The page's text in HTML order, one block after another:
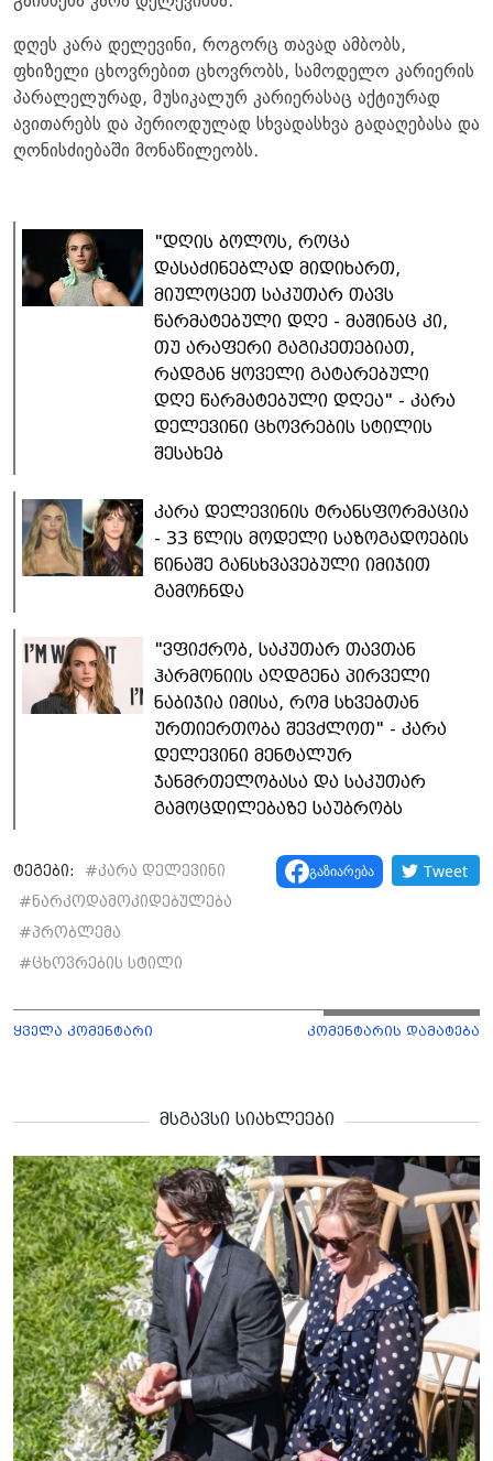
დღეს კარა დელევინი, როგორც თავად ამბობს,
ფხიზელი ცხოვრებით ცხოვრობს, სამოდელო კარიერის
პარალელურად, მუსიკალურ კარიერასაც აქტიურად
ავითარებს და პერიოდულად სხვადასხვა გადაღებასა და
ღონისძიებაში მონაწილეობს.
"დღის ბოლოს, როცა
დასაძინებლად მიდიხართ,
მიულოცეთ საკუთარ თავს
წარმატებული დღე - მაშინაც კი,
თუ არაფერი გაგიკეთებიათ,
რადგან ყოველი გატარებული
დღე წარმატებული დღეა" - კარა
დელევინი ცხოვრების სტილის
შესახებ
კარა დელევინის ტრანსფორმაცია
- 33 წლის მოდელი საზოგადოების
წინაშე განსხვავებული იმიჯით
გამოჩნდა
"ვფიქრობ, საკუთარ თავთან
ჰარმონიის აღდგენა პირველი
ნაბიჯია იმისა, რომ სხვებთან
ურთიერთობა შევძლოთ" - კარა
დელევინი მენტალურ
ჯანმრთელობასა და საკუთარ
გამოცდილებაზე საუბრობს
ტეგები: #კარა დელევინი
#ნარკოდამოკიდებულება
#პრობლემა
#ცხოვრების სტილი
გაზიარება Tweet
ყველა კომენტარი კომენტარის დამატება
მსგავსი სიახლეები